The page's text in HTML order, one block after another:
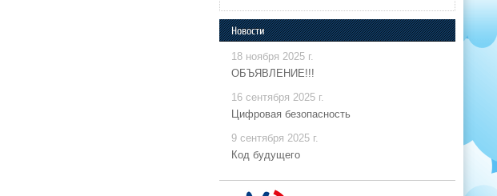
Новости
18 ноября 2025 г.
ОБЪЯВЛЕНИЕ!!!
16 сентября 2025 г.
Цифровая безопасность
9 сентября 2025 г.
Код будущего